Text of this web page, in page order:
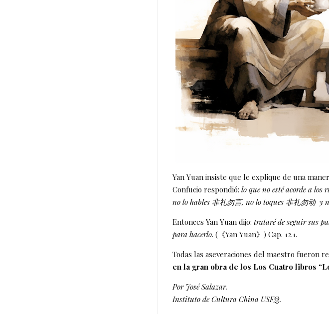
Yan Yuan insiste que le explique de una
Confucio respondió: lo que no esté acorde a los
no lo hables 非礼勿言, no lo toques 非礼勿动 y
Entonces Yan Yuan dijo: trataré de seguir sus
para hacerlo. (《Yan Yuan》) Cap. 12.1.
Todas las aseveraciones del maestro fueron
en la gran obra de los Los Cuatro libros
Por José Salazar.
Instituto de Cultura China USFQ.